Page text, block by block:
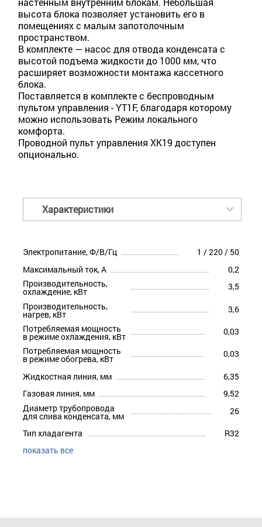
высота блока позволяет установить его в
помещениях с малым запотолочным
пространством.
В комплекте — насос для отвода конденсата с
высотой подъема жидкости до 1000 мм, что
расширяет возможности монтажа кассетного
блока.
Поставляется в комплекте с беспроводным
пультом управления - YT1F, благодаря которому
можно использовать Режим локального
комфорта.
Проводной пульт управления XK19 доступен
опционально.
Характеристики
Электропитание, Ф/В/Гц
1 / 220 / 50
Максимальный ток, А
0,2
Производительность,
охлаждение, кВт
3,5
Производительность,
нагрев, кВт
3,6
Потребляемая мощность
в режиме охлаждения, кВт
0,03
Потребляемая мощность
в режиме обогрева, кВт 0,03
Жидкостная линия, мм
6,35
Газовая линия, мм
9,52
Диаметр трубопровода
для слива конденсата, мм 26
Тип хладагента
R32
показать все